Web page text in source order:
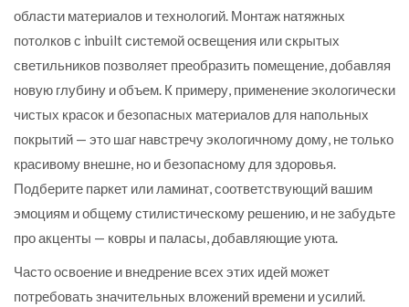
области материалов и технологий. Монтаж натяжных
потолков с inbuilt системой освещения или скрытых
светильников позволяет преобразить помещение, добавляя
новую глубину и объем. К примеру, применение экологически
чистых красок и безопасных материалов для напольных
покрытий — это шаг навстречу экологичному дому, не только
красивому внешне, но и безопасному для здоровья.
Подберите паркет или ламинат, соответствующий вашим
эмоциям и общему стилистическому решению, и не забудьте
про акценты — ковры и паласы, добавляющие уюта.
Часто освоение и внедрение всех этих идей может
потребовать значительных вложений времени и усилий.